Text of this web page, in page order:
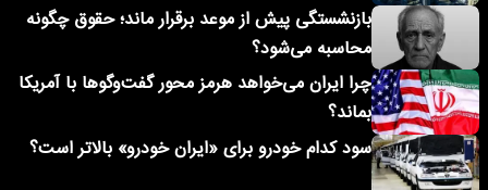
بازنشستگی پیش از موعد برقرار ماند؛ حقوق چگونه
محاسبه می‌شود؟
چرا ایران می‌خواهد هرمز محور گفت‌وگوها با آمریکا
بماند؟
سود کدام خودرو برای «ایران خودرو» بالاتر است؟